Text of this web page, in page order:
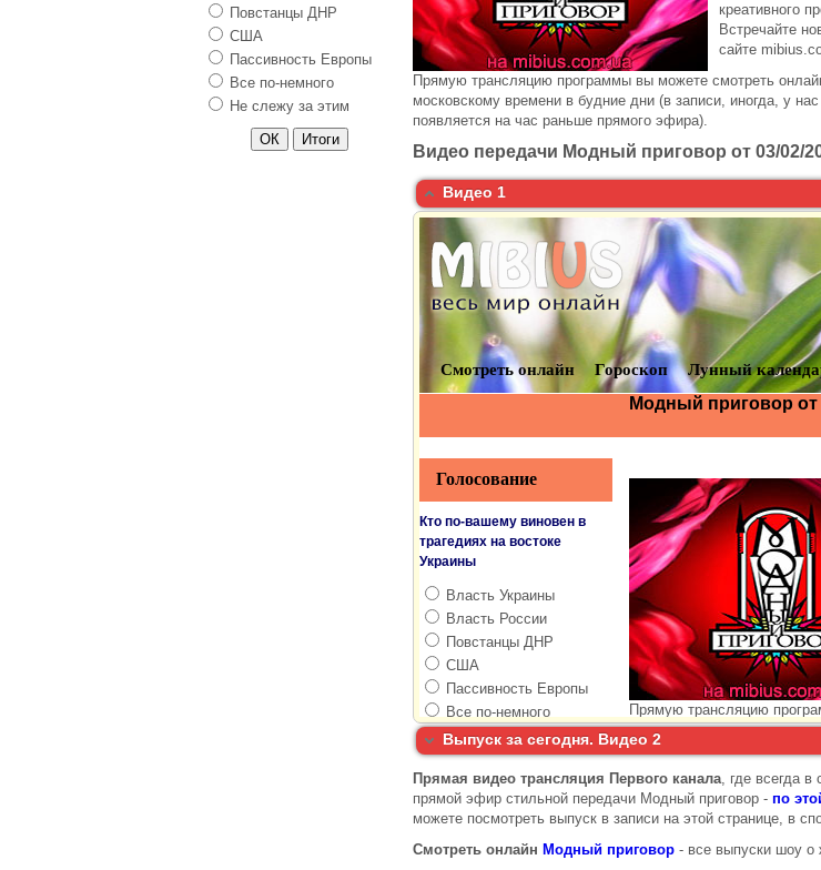
креативного
Встречайте
сайте
Прямую трансляцию программы вы можете смотреть
московскому времени в будние дни (в записи, иногда, у
появляется на час раньше прямого эфира).
Видео передачи Модный приговор от 03/02/
Видео 1
Выпуск за сегодня. Видео 2
Серия с другого источника
Прямая видео трансляция Первого канала , где всегда
прямой эфир стильной передачи Модный приговор - по
можете посмотреть выпуск в записи на этой странице, в
Смотреть онлайн Модный приговор - все выпуски шоу о
Повстанцы ДНР
США
Пассивность Европы
Все по-немного
Не слежу за этим